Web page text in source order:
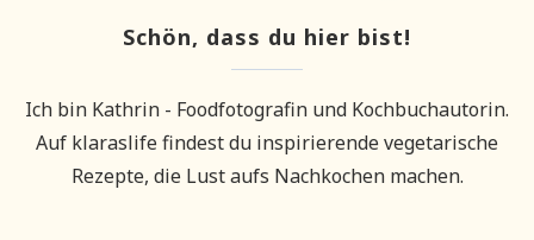
Schön, dass du hier bist!
Ich bin Kathrin - Foodfotografin und Kochbuchautorin.
Auf klaraslife findest du inspirierende vegetarische
Rezepte, die Lust aufs Nachkochen machen.